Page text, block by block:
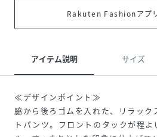
Rakuten Fashionアプ
アイテム説明 サイズ
≪デザインポイント≫
脇から後ろゴムを入れた、リラック
トパンツ。フロントのタックが程